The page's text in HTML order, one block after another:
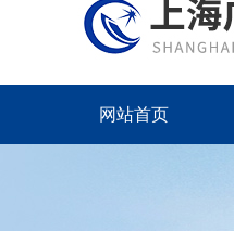
网站首页